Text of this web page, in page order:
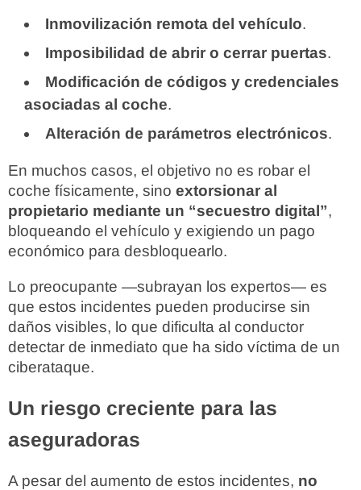
Inmovilización remota del vehículo.
Imposibilidad de abrir o cerrar puertas.
Modificación de códigos y credenciales
asociadas al coche.
Alteración de parámetros electrónicos.
En muchos casos, el objetivo no es robar el
coche físicamente, sino extorsionar al
propietario mediante un “secuestro digital”,
bloqueando el vehículo y exigiendo un pago
económico para desbloquearlo.
Lo preocupante —subrayan los expertos— es
que estos incidentes pueden producirse sin
daños visibles, lo que dificulta al conductor
detectar de inmediato que ha sido víctima de un
ciberataque.
Un riesgo creciente para las
aseguradoras
A pesar del aumento de estos incidentes, no